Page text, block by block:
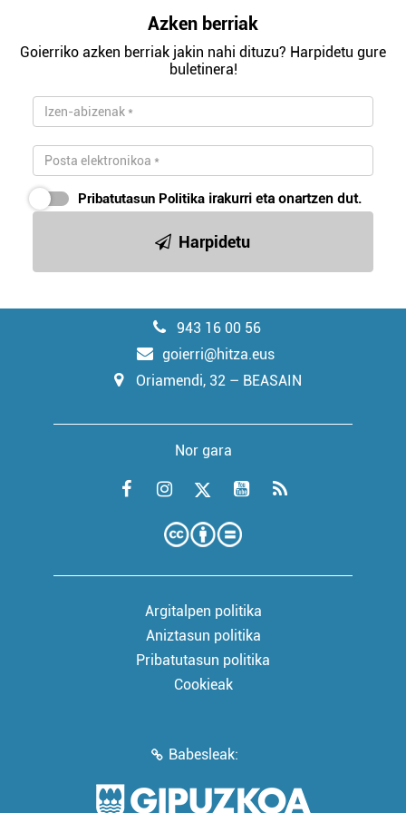
Azken berriak
Goierriko azken berriak jakin nahi dituzu? Harpidetu gure
buletinera!
Pribatutasun Politika irakurri eta onartzen dut.
Harpidetu
943 16 00 56
goierri@hitza.eus
Oriamendi, 32 – BEASAIN
Nor gara
Argitalpen politika
Aniztasun politika
Pribatutasun politika
Cookieak
Babesleak: